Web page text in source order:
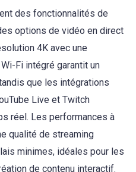
des fonctionnalités de
options de vidéo en direct
4K avec une
Fi intégré garantit un
que les intégrations
Live et Twitch
réel. Les performances à
qualité de streaming
minimes, idéales pour les
de contenu interactif.